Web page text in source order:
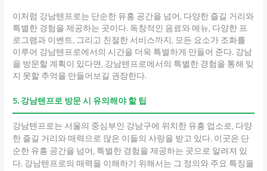
이처럼 강남텐프로는 단순한 유흥 공간을 넘어, 다양한 즐길 거리와
특별한 경험을 제공하는 곳이다. 독창적인 음료와 메뉴, 다양한 프
로그램과 이벤트, 그리고 친절한 서비스까지, 모든 요소가 조화를
이루어 강남텐프로에서의 시간을 더욱 특별하게 만들어 준다. 강남
을 방문할 계획이 있다면, 강남텐프로에서의 특별한 경험을 통해 잊
지 못할 추억을 만들어보길 권장한다.
5. 강남텐프로 방문 시 유의해야 할 팁
강남텐프로는 서울의 중심부인 강남구에 위치한 유흥 업소로, 다양
한 즐길 거리와 매력으로 많은 이들의 사랑을 받고 있다. 이곳은 단
순한 유흥 공간을 넘어, 특별한 경험을 제공하는 곳으로 알려져 있
다. 강남텐프로의 매력을 이해하기 위해서는 그 정의와 주요 특징을